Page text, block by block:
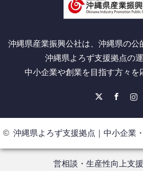
沖縄県産業振興公社は、沖縄県の公
沖縄県よろず支援拠点の運
中小企業や創業を目指す方々を
© 沖縄県よろず支援拠点｜中小企業
営相談・生産性向上支